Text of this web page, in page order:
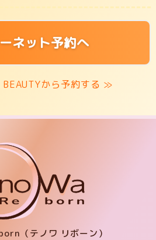
ネット予約へ
BEAUTYから予約する ≫
（テノワ リボーン）